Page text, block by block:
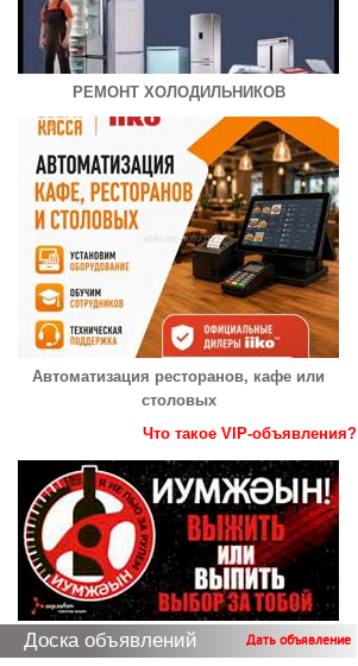
РЕМОНТ ХОЛОДИЛЬНИКОВ
Автоматизация ресторанов, кафе или
столовых
Что такое VIP-объявления?
Доска объявлений Дать объявление